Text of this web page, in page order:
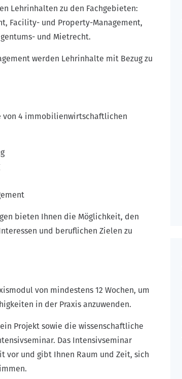
Lehrinhalten zu den Fachgebieten:
Facility- und Property-Management,
und Mietrecht.
werden Lehrinhalte mit Bezug zu
von 4 immobilienwirtschaftlichen
bieten Ihnen die Möglichkeit, den
und beruflichen Zielen zu
von mindestens 12 Wochen, um
in der Praxis anzuwenden.
Projekt sowie die wissenschaftliche
Das Intensivseminar
vor und gibt Ihnen Raum und Zeit, sich